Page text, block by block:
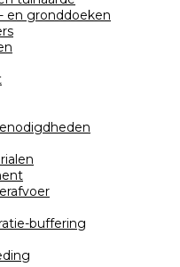
en gronddoeken
buffering